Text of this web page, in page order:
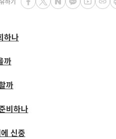
하나
까
까
비하나
신중